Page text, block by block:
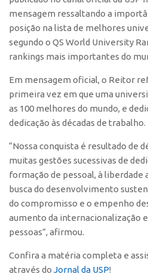
Polo São Carlos
Programas
Bolsa
Conexão USP
Conexão Inter-USP
Leis e Normas
Portal do Inventor
Inteligência Competitiva
Editais
Pesquisa na USP
CEPIDs
mensagem ressaltando a
posição na lista de melhores
segundo o QS World University
rankings mais importantes do
Em mensagem oficial, o Reitor
primeira vez em que uma
as 100 melhores do mundo, e
dedicação às décadas de trabalho.
“Nossa conquista é resultado de
muitas gestões sucessivas de
formação de pessoal, à liberdade
busca do desenvolvimento
do compromisso e o empenho
aumento da internacionalização
pessoas”, afirmou.
Confira a matéria completa e
através do Jornal da USP!